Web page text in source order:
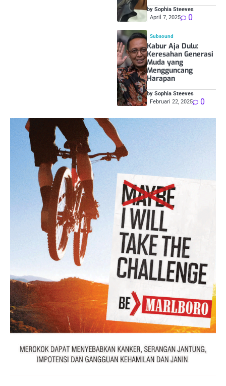
by Sophia Steeves
April 7, 2025
0
Subsound
Kabur Aja Dulu:
Keresahan Generasi
Muda yang
Mengguncang
Harapan
by Sophia Steeves
Februari 22, 2025
0